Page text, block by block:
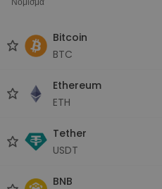
Bitcoin
BTC
Ethereum
ETH
Tether
USDT
BNB